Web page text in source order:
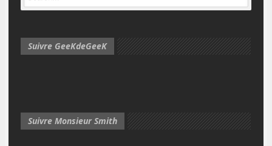
Suivre GeeKdeGeeK
Suivre Monsieur Smith